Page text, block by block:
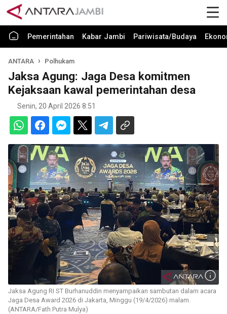
Pemerintahan Kabar Jambi Pariwisata/Budaya
ANTARA Polhukam
Jaksa Agung: Jaga Desa komitmen
Kejaksaan kawal pemerintahan desa
Senin, 20 April 2026 8:51
Jaksa Agung RI ST Burhanuddin menyampaikan sambutan dalam acara
Jaga Desa Award 2026 di Jakarta, Minggu (19/4/2026) malam.
(ANTARA/Fath Putra Mulya)